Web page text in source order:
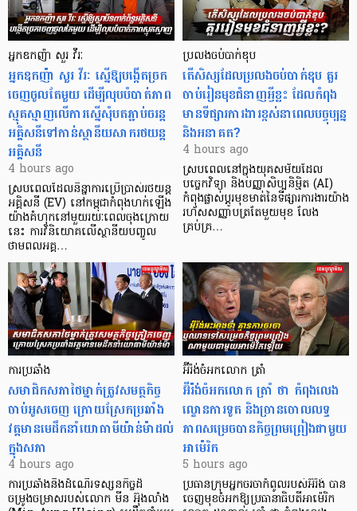
អ្នកឧកញ៉ា សួរ វីរៈ
អ្នកឧកញ៉ា សួរ វីរៈ ស្នើឱ្យបង្កើតច្រក
ចេញចូលតែមួយ ដើម្បីលុបបំបាត់ភាព
ស្មុគស្មាញលើការស្នើសុំបតភ្ជាប់ចរន្ត
អគ្គិសនីទៅកាន់ស្ថានីយសាករថយន្ត
អគ្គិសនី
4 hours ago
ស្របពេលដែលនិន្នាការប្រើប្រាស់រថយន្ត
អគ្គិសនី (EV) នៅកម្ពុជាកំពុងហក់ឡើង
យ៉ាងគំហុកនៅមួយរយៈពេលចុងក្រោយ
នេះ ការវិនិយោគលើស្ថានីយបញ្ចូល
ថាមពលអគ្គ…
ប្រលងចប់បាក់ឌុប
តើសិស្សដែលប្រលងចប់បាក់ឌុប គួរ
ចាប់រៀនមុខជំនាញអ្វីខ្លះ ដែលកំពុង
មានទីផ្សារការងារខ្ពស់នាពេលបច្ចុប្បន្ន
និងអនាគត?
4 hours ago
ស្របពេលនៅក្នុងយុគសម័យដែល
បច្ចេកវិទ្យា និងបញ្ញាសិប្បនិម្មិត (AI)
កំពុងផ្លាស់ប្តូរមុខមាត់នៃទីផ្សារការងារយ៉ាង
រហ័សសញ្ញាបត្រតែមួយមុខ លែង
គ្រប់គ្រ…
ការប្រឆាំង
សមាជិកសភាថៃម្នាក់ត្រូវសមត្ថកិច្ច
ចាប់អូសចេញ ក្រោយស្រែកប្រឆាំង
វត្តមានមេដឹកនាំយោធាមីយ៉ាន់ម៉ាដល់
ក្នុងសភា
4 hours ago
ការប្រឆាំងនឹងដំណើរទស្សនកិច្ចដ៏
ចម្រូងចម្រាសរបស់លោក មីន អ៊ុងលាំង
អ៊ីរ៉ង់ចំអកលោក ត្រាំ
អ៊ីរ៉ង់ចំអកលោក ត្រាំ ថា កំពុងលេង
ល្ខោនការទូត និងច្រានចោលលទ្ធ
ភាពសម្រេចបានកិច្ចព្រមព្រៀងជាមួយ
អាម៉េរិក
5 hours ago
ប្រធានក្រុមអ្នកចរចាកំពូលរបស់អ៊ីរ៉ង់ បាន
ចេញមុខចំអកឱ្យប្រធានាធិបតីអាម៉េរិក